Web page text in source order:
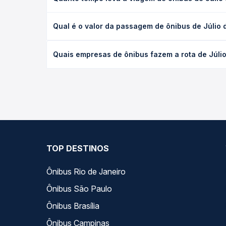
executivo ou leito) e as condições de tráfego. Na
Qual é o valor da passagem de ônibus de Júlio
poltrona e a antecedência da compra. Na Quero
Quais empresas de ônibus fazem a rota de
TOP DESTINOS
Ônibus Rio de Janeiro
Ônibus São Paulo
Ônibus Brasília
Ônibus Campinas